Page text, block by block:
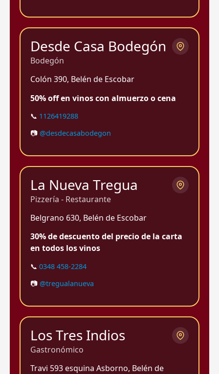
Desde Casa Bodegón
Bodegón
Colón 390, Belén de Escobar
50% off en vinos con almuerzo o cena
📞 1126419288
📷 @desdecasabodegon
La Nueva Tregua
Pizzería - Restaurante
Belgrano 630, Belén de Escobar
30% de descuento del precio de la carta
en todos los vinos
📞 0348 458-2284
📷 @tregualanueva
Los Tres Indios
Gastronómico
Travi 593 esquina Asborno, Belén de